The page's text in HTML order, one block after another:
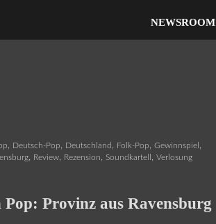
NEWSROOM
, Deutsch-Pop, Deutschland , Folk-Pop,Gewinnspiel ,
, Review, Rezension, Soundkartell ,Verlosung
Provinz aus Ravensburg